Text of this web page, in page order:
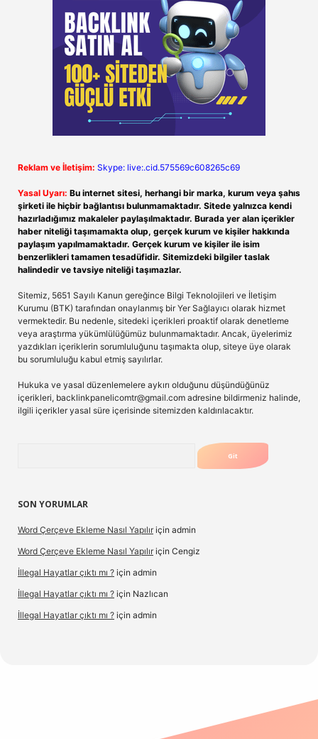
Reklam ve İletişim: Skype: live:.cid.575569c608265c69
Yasal Uyarı: Bu internet sitesi, herhangi bir marka, kurum veya şahıs
şirketi ile hiçbir bağlantısı bulunmamaktadır. Sitede yalnızca kendi
hazırladığımız makaleler paylaşılmaktadır. Burada yer alan içerikler
haber niteliği taşımamakta olup, gerçek kurum ve kişiler hakkında
paylaşım yapılmamaktadır. Gerçek kurum ve kişiler ile isim
benzerlikleri tamamen tesadüfidir. Sitemizdeki bilgiler taslak
halindedir ve tavsiye niteliği taşımazlar.
Sitemiz, 5651 Sayılı Kanun gereğince Bilgi Teknolojileri ve İletişim
Kurumu (BTK) tarafından onaylanmış bir Yer Sağlayıcı olarak hizmet
vermektedir. Bu nedenle, sitedeki içerikleri proaktif olarak denetleme
veya araştırma yükümlülüğümüz bulunmamaktadır. Ancak, üyelerimiz
yazdıkları içeriklerin sorumluluğunu taşımakta olup, siteye üye olarak
bu sorumluluğu kabul etmiş sayılırlar.
Hukuka ve yasal düzenlemelere aykırı olduğunu düşündüğünüz
içerikleri, backlinkpanelicomtr@gmail.com adresine bildirmeniz halinde,
ilgili içerikler yasal süre içerisinde sitemizden kaldırılacaktır.
SON YORUMLAR
Word Çerçeve Ekleme Nasıl Yapılır için admin
Word Çerçeve Ekleme Nasıl Yapılır için Cengiz
İllegal Hayatlar çıktı mı ? için admin
İllegal Hayatlar çıktı mı ? için Nazlıcan
İllegal Hayatlar çıktı mı ? için admin